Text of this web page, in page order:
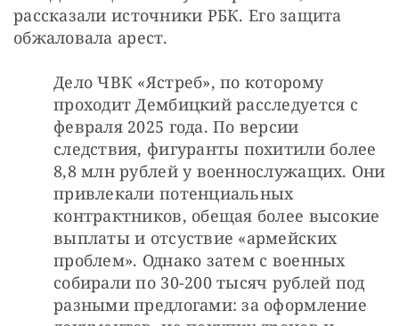
рассказали источники РБК. Его защита
обжаловала арест.
Дело ЧВК «Ястреб», по которому
проходит Дембицкий расследуется с
февраля 2025 года. По версии
следствия, фигуранты похитили более
8,8 млн рублей у военнослужащих. Они
привлекали потенциальных
контрактников, обещая более высокие
выплаты и отсуствие «армейских
проблем». Однако затем с военных
собирали по 30-200 тысяч рублей под
разными предлогами: за оформление